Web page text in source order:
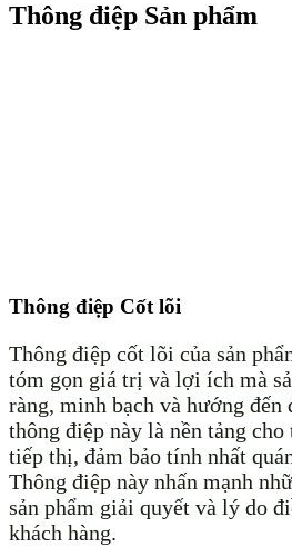
Thông điệp Sản phẩm
Thông điệp Cốt lõi
Thông điệp cốt lõi của sản
tóm gọn giá trị và lợi ích mà
ràng, minh bạch và hướng
thông điệp này là nền tảng cho
tiếp thị, đảm bảo tính nhất
Thông điệp này nhấn mạnh
sản phẩm giải quyết và lý do
khách hàng.